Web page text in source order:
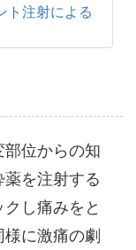
ト注射による
位からの知
を注射する
し痛みをと
に激痛の劇